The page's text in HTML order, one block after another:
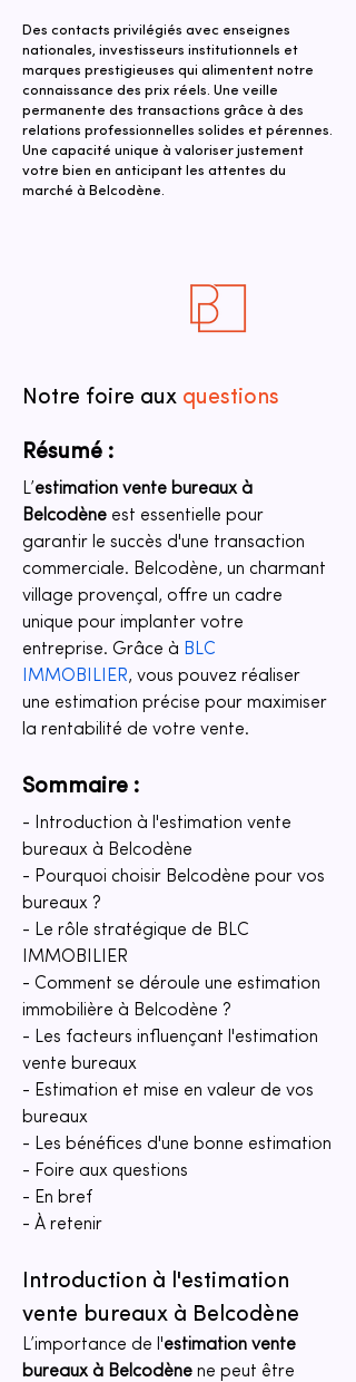
Des contacts privilégiés avec enseignes
nationales, investisseurs institutionnels et
marques prestigieuses qui alimentent notre
connaissance des prix réels. Une veille
permanente des transactions grâce à des
relations professionnelles solides et pérennes.
Une capacité unique à valoriser justement
votre bien en anticipant les attentes du
marché à Belcodène.
Notre foire aux questions
Résumé :
L’estimation vente bureaux à
Belcodène est essentielle pour
garantir le succès d'une transaction
commerciale. Belcodène, un charmant
village provençal, offre un cadre
unique pour implanter votre
entreprise. Grâce à BLC
IMMOBILIER, vous pouvez réaliser
une estimation précise pour maximiser
la rentabilité de votre vente.
Sommaire :
- Introduction à l'estimation vente
bureaux à Belcodène
- Pourquoi choisir Belcodène pour vos
bureaux ?
- Le rôle stratégique de BLC
IMMOBILIER
- Comment se déroule une estimation
immobilière à Belcodène ?
- Les facteurs influençant l'estimation
vente bureaux
- Estimation et mise en valeur de vos
bureaux
- Les bénéfices d'une bonne estimation
- Foire aux questions
- En bref
- À retenir
Introduction à l'estimation
vente bureaux à Belcodène
L’importance de l'estimation vente
bureaux à Belcodène ne peut être